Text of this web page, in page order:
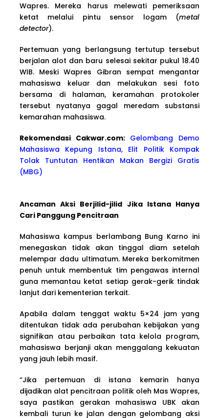
Wapres. Mereka harus melewati pemeriksaan
ketat melalui pintu sensor logam (metal
detector).
Pertemuan yang berlangsung tertutup tersebut
berjalan alot dan baru selesai sekitar pukul 18.40
WIB. Meski Wapres Gibran sempat mengantar
mahasiswa keluar dan melakukan sesi foto
bersama di halaman, keramahan protokoler
tersebut nyatanya gagal meredam substansi
kemarahan mahasiswa.
Rekomendasi Cakwar.com: Gelombang Demo
Mahasiswa Kepung Istana, Elit Politik Kompak
Tolak Tuntutan Hentikan Makan Bergizi Gratis
(MBG)
Ancaman Aksi Berjilid-jilid Jika Istana Hanya
Cari Panggung Pencitraan
Mahasiswa kampus berlambang Bung Karno ini
menegaskan tidak akan tinggal diam setelah
melempar dadu ultimatum. Mereka berkomitmen
penuh untuk membentuk tim pengawas internal
guna memantau ketat setiap gerak-gerik tindak
lanjut dari kementerian terkait.
Apabila dalam tenggat waktu 5×24 jam yang
ditentukan tidak ada perubahan kebijakan yang
signifikan atau perbaikan tata kelola program,
mahasiswa berjanji akan menggalang kekuatan
yang jauh lebih masif.
“Jika pertemuan di istana kemarin hanya
dijadikan alat pencitraan politik oleh Mas Wapres,
saya pastikan gerakan mahasiswa UBK akan
kembali turun ke jalan dengan gelombang aksi